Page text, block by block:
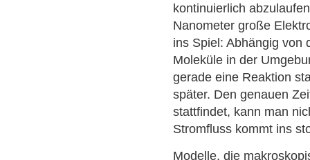
kontinuierlich
Nanometer große
ins Spiel: Abhängig von
Moleküle in der
gerade eine Reaktion
später. Den genauen
stattfindet, kann man
Stromfluss kommt ins
Modelle, die